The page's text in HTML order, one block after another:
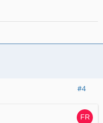
Kadett E GSI 16V Mattig
gibt Tage, da verlieren
#4